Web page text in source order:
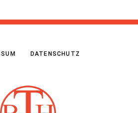
DATENSCHUTZ